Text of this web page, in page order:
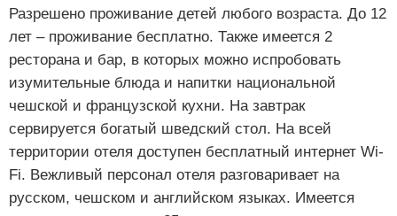
Разрешено проживание детей любого возраста. До 12
лет – проживание бесплатно. Также имеется 2
ресторана и бар, в которых можно испробовать
изумительные блюда и напитки национальной
чешской и французской кухни. На завтрак
сервируется богатый шведский стол. На всей
территории отеля доступен бесплатный интернет Wi-
Fi. Вежливый персонал отеля разговаривает на
русском, чешском и английском языках. Имеется